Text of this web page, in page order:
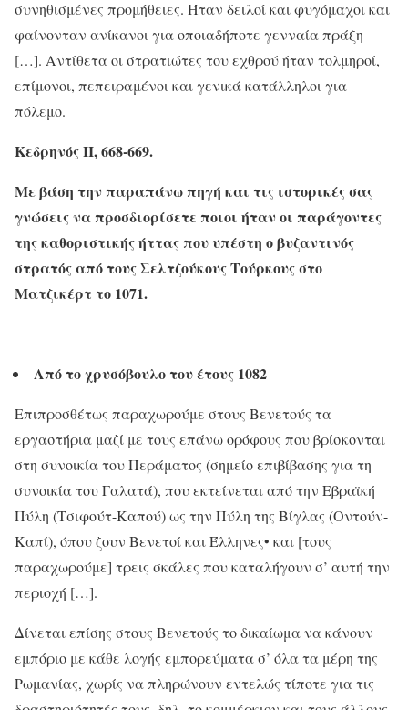
συνηθισμένες προμήθειες. Ήταν δειλοί και φυγόμαχοι και
φαίνονταν ανίκανοι για οποιαδήποτε γενναία πράξη
[…]. Αντίθετα οι στρατιώτες του εχθρού ήταν τολμηροί,
επίμονοι, πεπειραμένοι και γενικά κατάλληλοι για
πόλεμο.
Κεδρηνός II, 668-669.
Με βάση την παραπάνω πηγή και τις ιστορικές σας
γνώσεις να προσδιορίσετε ποιοι ήταν οι παράγοντες
της καθοριστικής ήττας που υπέστη ο βυζαντινός
στρατός από τους Σελτζούκους Τούρκους στο
Ματζικέρτ το 1071.
Από το χρυσόβουλο του έτους 1082
Επιπροσθέτως παραχωρούμε στους Βενετούς τα
εργαστήρια μαζί με τους επάνω ορόφους που βρίσκονται
στη συνοικία του Περάματος (σημείο επιβίβασης για τη
συνοικία του Γαλατά), που εκτείνεται από την Εβραϊκή
Πύλη (Τσιφούτ-Καπού) ως την Πύλη της Βίγλας (Οντούν-
Καπί), όπου ζουν Βενετοί και Έλληνες• και [τους
παραχωρούμε] τρεις σκάλες που καταλήγουν σ’ αυτή την
περιοχή […].
Δίνεται επίσης στους Βενετούς το δικαίωμα να κάνουν
εμπόριο με κάθε λογής εμπορεύματα σ’ όλα τα μέρη της
Ρωμανίας, χωρίς να πληρώνουν εντελώς τίποτε για τις